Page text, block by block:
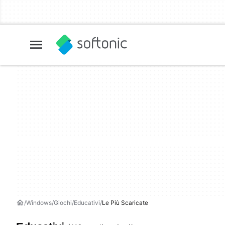
Windows Giochi Educativi Le Più Scaricate